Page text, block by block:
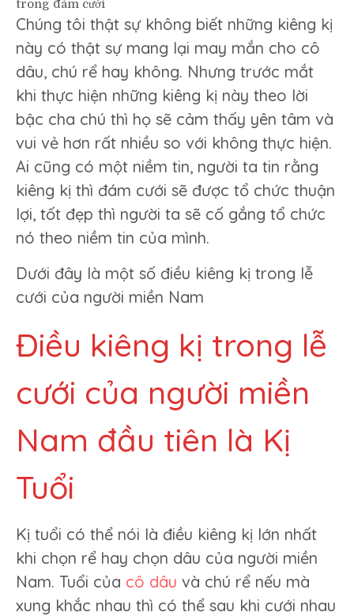
trong đám cưới
Chúng tôi thật sự không biết những kiêng kị
này có thật sự mang lại may mắn cho cô
dâu, chú rể hay không. Nhưng trước mắt
khi thực hiện những kiêng kị này theo lời
bậc cha chú thì họ sẽ cảm thấy yên tâm và
vui vẻ hơn rất nhiều so với không thực hiện.
Ai cũng có một niềm tin, người ta tin rằng
kiêng kị thì đám cưới sẽ được tổ chức thuận
lợi, tốt đẹp thì người ta sẽ cố gắng tổ chức
nó theo niềm tin của mình.
Dưới đây là một số điều kiêng kị trong lễ
cưới của người miền Nam
Điều kiêng kị trong lễ
cưới của người miền
Nam đầu tiên là Kị
Tuổi
Kị tuổi có thể nói là điều kiêng kị lớn nhất
khi chọn rể hay chọn dâu của người miền
Nam. Tuổi của cô dâu và chú rể nếu mà
xung khắc nhau thì có thể sau khi cưới nhau